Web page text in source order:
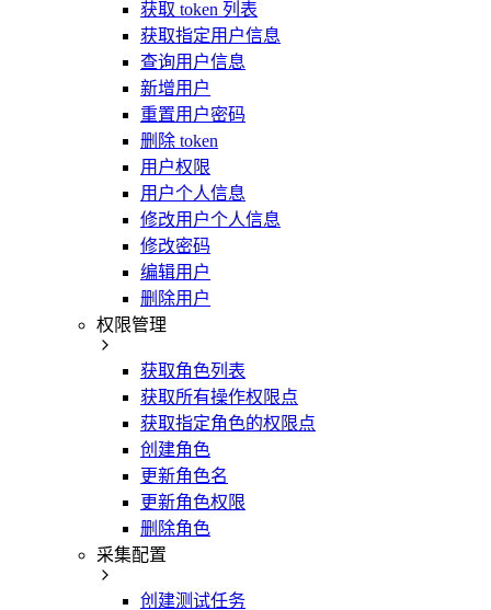
获取 token 列表
获取指定用户信息
查询用户信息
新增用户
重置用户密码
删除 token
用户权限
用户个人信息
修改用户个人信息
修改密码
编辑用户
删除用户
权限管理
获取角色列表
获取所有操作权限点
获取指定角色的权限点
创建角色
更新角色名
更新角色权限
删除角色
采集配置
创建测试任务